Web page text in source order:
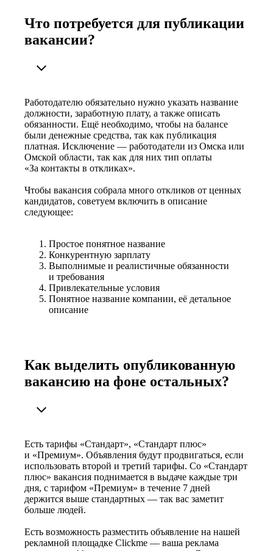
Что потребуется для публикации
вакансии?
Работодателю обязательно нужно указать название
должности, заработную плату, а также описать
обязанности. Ещё необходимо, чтобы на балансе
были денежные средства, так как публикация
платная. Исключение — работодатели из Омска или
Омской области, так как для них тип оплаты
«За контакты в откликах».
Чтобы вакансия собрала много откликов от ценных
кандидатов, советуем включить в описание
следующее:
Простое понятное название
Конкурентную зарплату
Выполнимые и реалистичные обязанности
и требования
Привлекательные условия
Понятное название компании, её детальное
описание
Как выделить опубликованную
вакансию на фоне остальных?
Есть тарифы «Стандарт», «Стандарт плюс»
и «Премиум». Объявления будут продвигаться, если
использовать второй и третий тарифы. Со «Стандарт
плюс» вакансия поднимается в выдаче каждые три
дня, с тарифом «Премиум» в течение 7 дней
держится выше стандартных — так вас заметит
больше людей.
Есть возможность разместить объявление на нашей
рекламной площадке Clickme — ваша реклама